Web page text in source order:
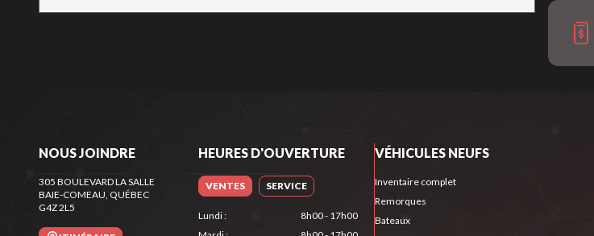
NOUS JOINDRE
305 BOULEVARD LA SALLE
BAIE-COMEAU, QUÉBEC
G4Z 2L5
HEURES D'OUVERTURE
VENTES SERVICE
Lundi:
8h00 - 17h00
VÉHICULES NEUFS
Inventaire complet
Remorques
Bateaux